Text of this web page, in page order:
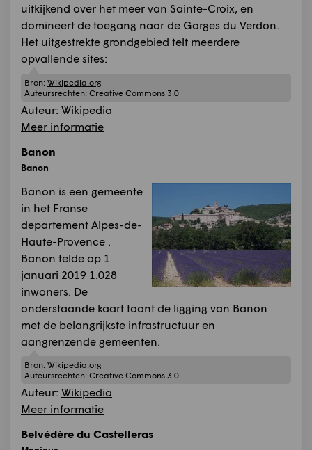
uitkijkend over het meer van Sainte-Croix, en
domineert de toegang naar de Gorges du Verdon.
Het uitgestrekte grondgebied telt meerdere
opvallende sites:
Bron: Wikipedia.org
Auteursrechten: Creative Commons 3.0
Auteur: Wikipedia
Meer informatie
Banon
Banon
Banon is een gemeente
in het Franse
departement Alpes-de-
Haute-Provence .
Banon telde op 1
januari 2019 1.028
inwoners. De
onderstaande kaart toont de ligging van Banon
met de belangrijkste infrastructuur en
aangrenzende gemeenten.
Bron: Wikipedia.org
Auteursrechten: Creative Commons 3.0
Auteur: Wikipedia
Meer informatie
Belvédère du Castelleras